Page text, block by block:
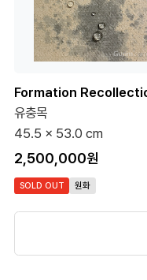
유충목
45.5 x 53.0 cm
2,500,000원
SOLD OUT 원화